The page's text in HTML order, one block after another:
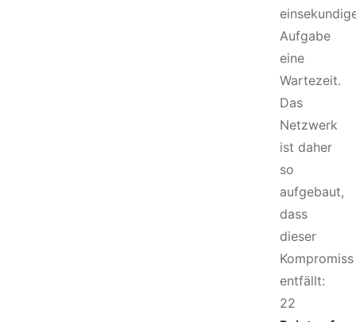
Aufgabe
eine
Wartezeit.
Das
Netzwerk
ist daher
so
aufgebaut,
dass
dieser
Kompromiss
entfällt:
22